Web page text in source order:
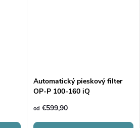
Automatický pieskový filter
OP-P 100-160 iQ
od €599,90